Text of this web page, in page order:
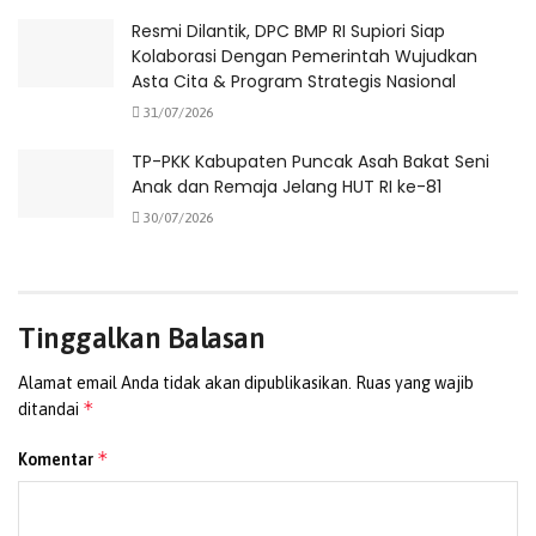
Maddaremmeng mengungkapkan, misalnya disini Wapres
Gibran Rakabumingraka mau lihat apa, perusahaan tebu
“Persiapannya seperti apa dalam menyambut kunjungan
Wapres Gibran Rakabumingraka ke kawasan perkebunan
Wapres Gibran di perkirakan tiba pada Kamis, 16 Januari
2025 di Merauke paling lambat pada pukul 09.00 WIT di
Bandar Udara Mopah Merauke.
tempat mana yang harus dikunjungi oleh Wapres Gibran
Resmi Dilantik, DPC BMP RI Supiori Siap
Kolaborasi Dengan Pemerintah Wujudkan
Asta Cita & Program Strategis Nasional
31/07/2026
TP-PKK Kabupaten Puncak Asah Bakat Seni
Anak dan Remaja Jelang HUT RI ke-81
30/07/2026
Tinggalkan Balasan
Alamat email Anda tidak akan dipublikasikan.
Ruas yang wajib
ditandai *
Komentar *